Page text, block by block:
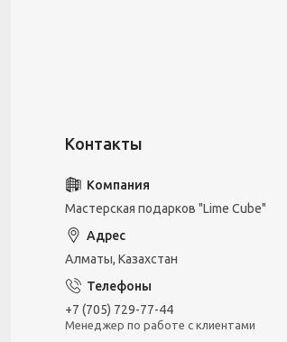
Мастерская подарков "Lime Cube"
Алматы, Казахстан
+7 (705) 729-77-44
Менеджер по работе с клиентами